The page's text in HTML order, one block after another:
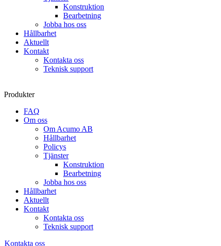
Konstruktion
Bearbetning
Jobba hos oss
Hållbarhet
Aktuellt
Kontakt
Kontakta oss
Teknisk support
Produkter
FAQ
Om oss
Om Acumo AB
Hållbarhet
Policys
Tjänster
Konstruktion
Bearbetning
Jobba hos oss
Hållbarhet
Aktuellt
Kontakt
Kontakta oss
Teknisk support
Kontakta oss